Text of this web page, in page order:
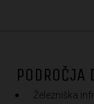
PODROČJA
Železniška